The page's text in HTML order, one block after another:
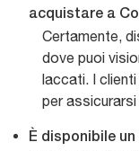
acquistare a
Certamente,
dove puoi
laccati. I
per
È disponibile